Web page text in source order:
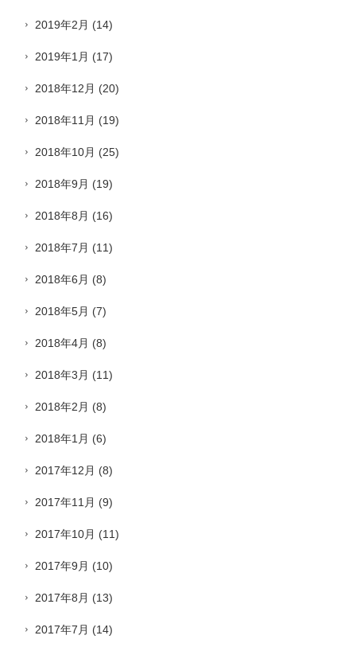
2019年2月 (14)
2019年1月 (17)
2018年12月 (20)
2018年11月 (19)
2018年10月 (25)
2018年9月 (19)
2018年8月 (16)
2018年7月 (11)
2018年6月 (8)
2018年5月 (7)
2018年4月 (8)
2018年3月 (11)
2018年2月 (8)
2018年1月 (6)
2017年12月 (8)
2017年11月 (9)
2017年10月 (11)
2017年9月 (10)
2017年8月 (13)
2017年7月 (14)